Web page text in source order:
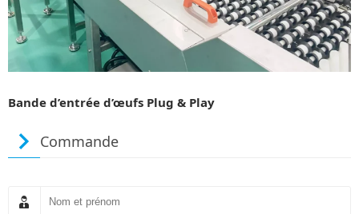
Bande d’entrée d’œufs Plug & Play
Commande